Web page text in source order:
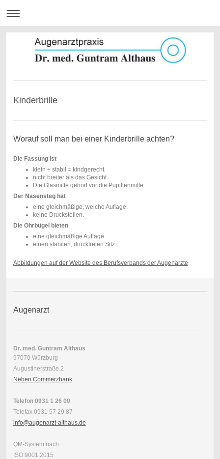
Kinderbrille
Worauf soll man bei einer Kinderbrille achten?
Die Fassung ist
klein + stabil = kindgerecht.
nicht breiter als das Gesicht.
Die Glasmitte gehört vor die Pupillenmitte.
Der Nasensteg hat
eine gleichmäßige, weiche Auflage.
keine Druckstellen.
Die Ohrbügel bieten
eine gleichmäßige Auflage.
einen stabilen, druckfreien Sitz.
Abbildungen auf der Website des Berufsverbands der Augenärzte
Augenarzt
Dr. med. Guntram Althaus
97070 Würzburg
Augustinerstraße 2
Neben Commerzbank
Telefon 0931 1 26 00
Telefax 0931 57 29 87
info@augenarzt-althaus.de
QM-System nach
ISO 9001 :2015